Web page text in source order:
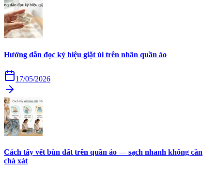
Hướng dẫn đọc ký hiệu giặt ủi trên nhãn quần áo
17/05/2026
Cách tẩy vết bùn đất trên quần áo — sạch nhanh không cần
chà xát